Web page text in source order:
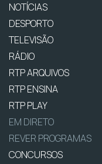
NOTÍCIAS
DESPORTO
TELEVISÃO
RÁDIO
RTP ARQUIVOS
RTP ENSINA
RTP PLAY
EM DIRETO
REVER PROGRAMAS
CONCURSOS